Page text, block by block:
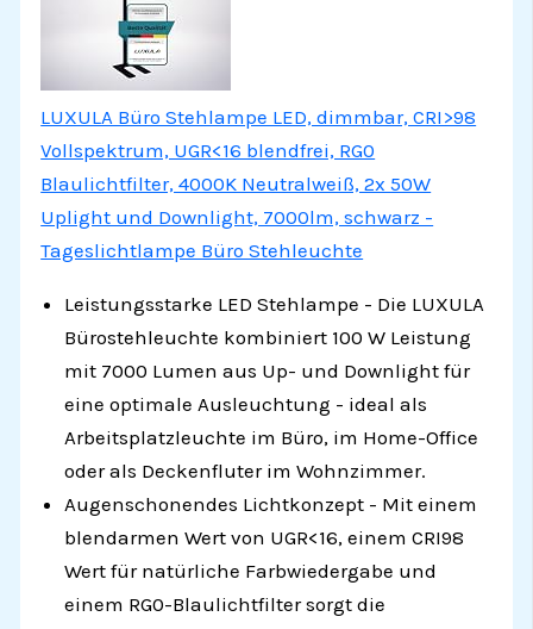
LUXULA Büro Stehlampe LED, dimmbar, CRI>98
Vollspektrum, UGR<16 blendfrei, RG0
Blaulichtfilter, 4000K Neutralweiß, 2x 50W
Uplight und Downlight, 7000lm, schwarz -
Tageslichtlampe Büro Stehleuchte
Leistungsstarke LED Stehlampe - Die LUXULA
Bürostehleuchte kombiniert 100 W Leistung
mit 7000 Lumen aus Up- und Downlight für
eine optimale Ausleuchtung - ideal als
Arbeitsplatzleuchte im Büro, im Home-Office
oder als Deckenfluter im Wohnzimmer.
Augenschonendes Lichtkonzept - Mit einem
blendarmen Wert von UGR<16, einem CRI98
Wert für natürliche Farbwiedergabe und
einem RG0-Blaulichtfilter sorgt die